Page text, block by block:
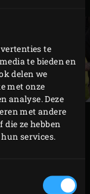
te
te bieden en
delen we
met onze
analyse. Deze
met andere
ze hebben
services.
en